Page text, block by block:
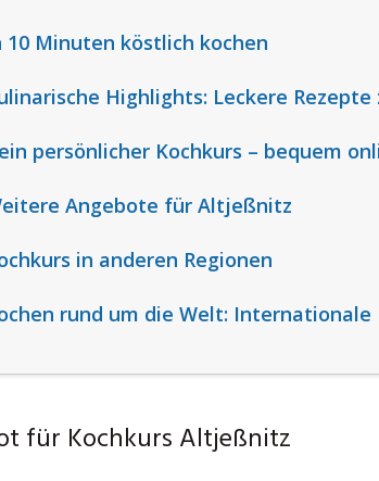
10 Minuten köstlich kochen
Highlights: Leckere Rezepte
persönlicher Kochkurs – bequem
Angebote für Altjeßnitz
in anderen Regionen
rund um die Welt: Internationale
für Kochkurs Altjeßnitz